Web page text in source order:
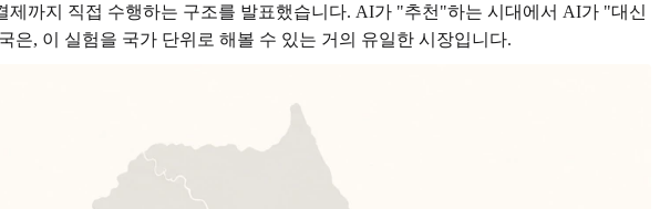
제까지 직접 수행하는 구조를 발표했습니다. AI가 "추천"하는 시대에서 AI가 "대신
, 이 실험을 국가 단위로 해볼 수 있는 거의 유일한 시장입니다.